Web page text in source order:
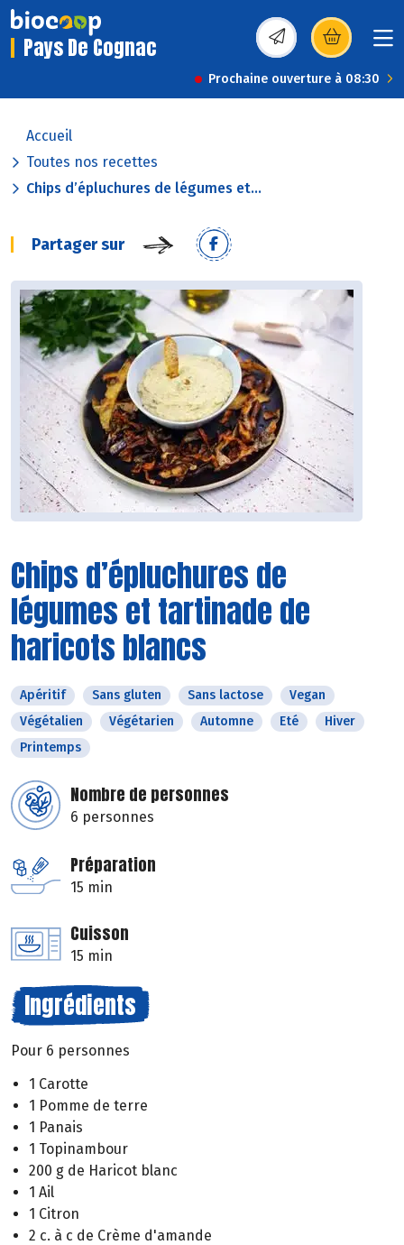
Pays De Cognac (s’ouvre dans une
Prochaine ouverture à 08:30
Accueil
Toutes nos recettes
Chips d’épluchures de légumes et...
Partager sur
Chips d’épluchures de
légumes et tartinade de
haricots blancs
Apéritif Sans gluten Sans lactose
Vegan
Végétalien
Végétarien Automne Eté
Hiver
Printemps
Nombre de personnes
6 personnes
Préparation
15 min
Cuisson
15 min
Ingrédients
Pour 6 personnes
1 Carotte
1 Pomme de terre
1 Panais
1 Topinambour
200 g de Haricot blanc
1 Ail
1 Citron
2 c. à c de Crème d'amande